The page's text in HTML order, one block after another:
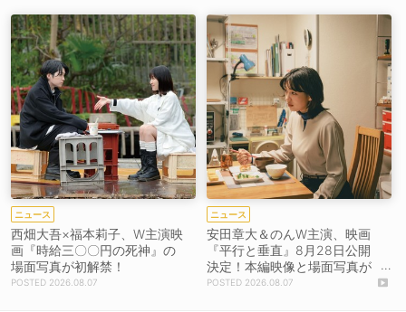
ニュース
西畑大吾×福本莉子、W主演映
画『時給三〇〇円の死神』の
場面写真が初解禁！
2026.08.07
ニュース
安田章大＆のんW主演、映画
『平行と垂直』8月28日公開
決定！本編映像と場面写真が
初解禁！2026.08.07